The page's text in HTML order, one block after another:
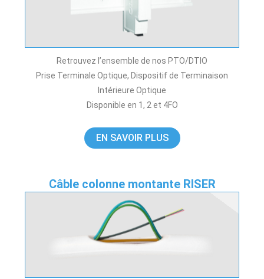
Retrouvez l’ensemble de nos PTO/DTIO
Prise Terminale Optique, Dispositif de Terminaison
Intérieure Optique
Disponible en 1, 2 et 4FO
EN SAVOIR PLUS
Câble colonne montante RISER